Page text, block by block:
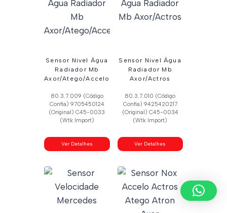
Sensor Nivel Água
Radiador Mb
Axor/Atego/Accelo
80.3.7.009 (Código
Confia) 9705450124
(Original) C45-0033
(Wtk Import)
Ver Detalhes
Sensor Nivel Água
Radiador Mb
Axor/Actros
80.3.7.010 (Código
Confia) 9425420217
(Original) C45-0034
(Wtk Import)
Ver Detalhes